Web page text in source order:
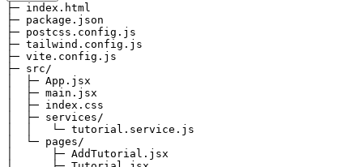
├─ index.html
├─ package.json
├─ postcss.config.js
├─ tailwind.config.js
├─ vite.config.js
├─ src/
│  ├─ App.jsx
│  ├─ main.jsx
│  ├─ index.css
│  ├─ services/
│  │   └─ tutorial.service.js
│  └─ pages/
│      ├─ AddTutorial.jsx